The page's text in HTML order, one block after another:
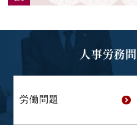
人事労務
労働問題